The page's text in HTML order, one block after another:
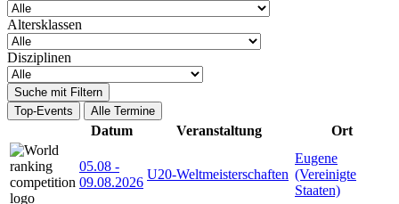
Altersklassen
Disziplinen
Suche mit Filtern
Top-Events
Alle Termine
Datum Veranstaltung Ort
05.08 -
09.08.2026
U20-Weltmeisterschaften
Eugene
(Vereinigte
Staaten)